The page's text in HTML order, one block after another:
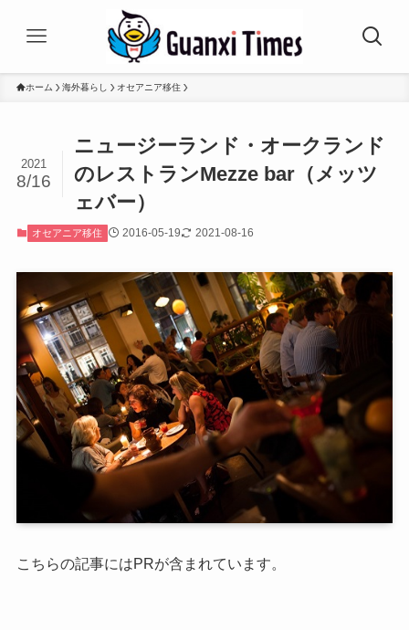
ホーム 海外暮らし オセアニア移住
ニュージーランド・オークランド
のレストランMezze bar（メッツ
ェバー）
2021
8/16
オセアニア移住 2016-05-19 2021-08-16
こちらの記事にはPRが含まれています。